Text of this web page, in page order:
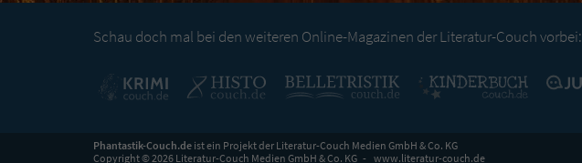
Schau doch mal bei den weiteren Online-Magazinen der Literatur-Couch vorbei:
Phantastik-Couch.de ist ein Projekt der Literatur-Couch Medien GmbH & Co. KG
Copyright © 2026 Literatur-Couch Medien GmbH & Co. KG
www.literatur-couch.de